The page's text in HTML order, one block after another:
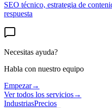
SEO técnico, estrategia de
respuesta
Necesitas ayuda?
Habla con nuestro equipo
Empezar→
Ver todos los servicios→
IndustriasPrecios